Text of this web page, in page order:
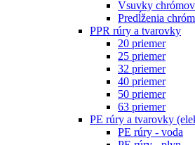
Vsuvky
Predĺženia
PPR rúry a tvarovky
20 priemer
25 priemer
32 priemer
40 priemer
50 priemer
63 priemer
PE rúry a tvarovky
PE rúry - voda